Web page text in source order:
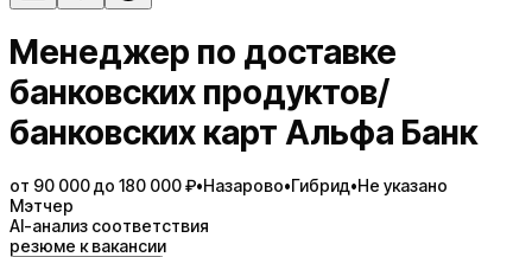
Менеджер по доставке
банковских продуктов/
банковских карт Альфа Банк
от 90 000 до 180 000 ₽•Назарово•Гибрид•Не указано
Мэтчер
AI-анализ соответствия
резюме к вакансии